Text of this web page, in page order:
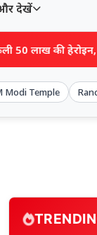
देखें
समस्तीपुर स्टेशन
Modi Temple